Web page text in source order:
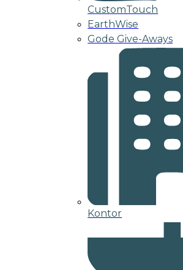
CustomTouch
EarthWise
Gode Give-Aways
Kontor